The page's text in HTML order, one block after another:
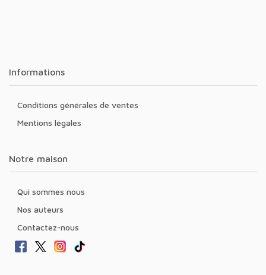
Informations
Conditions générales de ventes
Mentions légales
Notre maison
Qui sommes nous
Nos auteurs
Contactez-nous